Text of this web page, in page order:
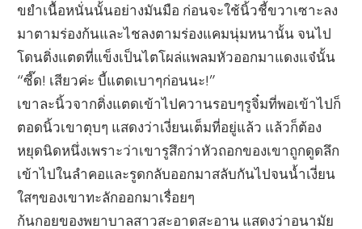
ขยำเนื้อหนั่นนั้นอย่างมันมือ ก่อนจะใช้นิ้วชี้ขวาเซาะลง
มาตามร่องก้นและไชลงตามร่องแคมนุ่มหนานั้น จนไป
โดนติ่งแตดที่แข็งเป็นไตโผล่แพลมหัวออกมาแดงแจ๋นั้น
“ซี๊ด! เสียวค่ะ บี้แตดเบาๆก่อนนะ!”
เขาละนิ้วจากติ่งแตดเข้าไปควานรอบๆรูจิ๋มที่พอเข้าไปก็
ตอดนิ้วเขาตุบๆ แสดงว่าเงี่ยนเต็มที่อยู่แล้ว แล้วก็ต้อง
หยุดนิดหนึ่งเพราะว่าเขารูสึกว่าหัวถอกของเขาถูกดูดลึก
เข้าไปในลำคอและรูดกลับออกมาสลับกันไปจนน้ำเงี่ยน
ใสๆของเขาทะลักออกมาเรื่อยๆ
ก้นกอยของพยาบาลสาวสะอาดสะอาน แสดงว่าอนามัย